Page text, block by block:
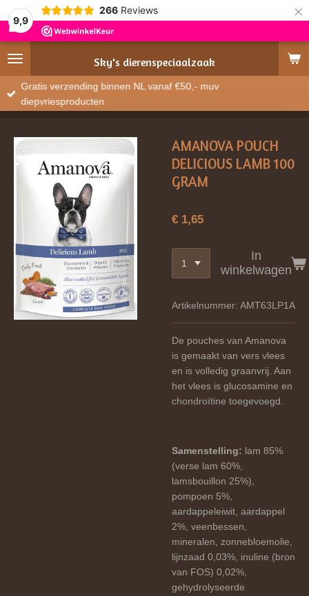
9,9
266 Reviews ×
Sky's dierenspeciaalzaak
Gratis verzending binnen NL vanaf €50,- muv
diepvriesproducten
AMANOVA POUCH
DELICIOUS LAMB 100
GRAM
€ 1,65
In
winkelwagen
Artikelnummer: AMT63LP1A
De pouches van Amanova
is gemaakt van vers vlees
en is volledig graanvrij. Aan
het vlees is glucosamine en
chondroïtine toegevoegd.
Samenstelling: lam 85%
(verse lam 60%,
lamsbouillon 25%),
pompoen 5%,
aardappeleiwit, aardappel
2%, veenbessen,
mineralen, zonnebloemolie,
lijnzaad 0,03%, inuline (bron
van FOS) 0,02%,
gehydrolyseerde